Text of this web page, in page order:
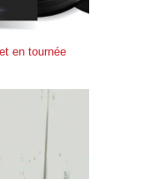
en tournée